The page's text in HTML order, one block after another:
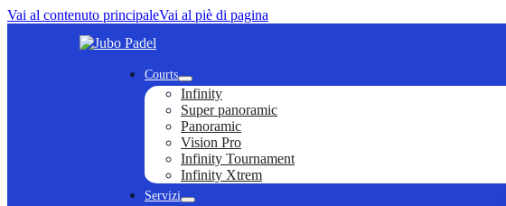
Vai al contenuto principaleVai al piè di pagina
Courts
Infinity
Super panoramic
Panoramic
Vision Pro
Infinity Tournament
Infinity Xtrem
Servizi